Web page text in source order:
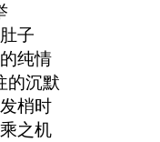
子
纯情
的沉默
梢时
之机